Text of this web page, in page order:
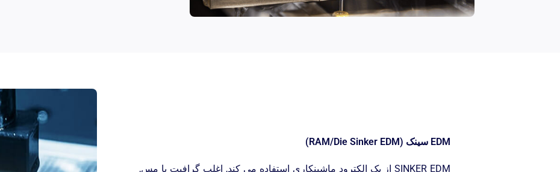
EDM سینک (RAM/Die Sinker EDM)
SINKER EDM از یک الکترود ماشینکاری استفاده می کند, اغلب گرافیت یا مس,